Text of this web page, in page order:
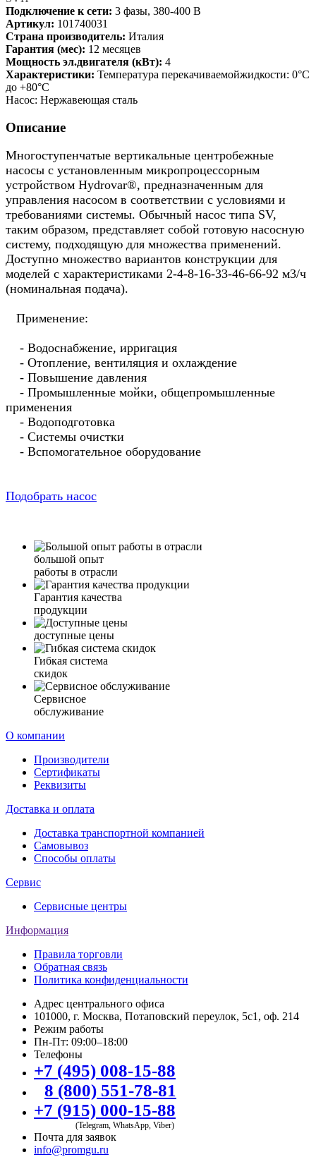
Подключение к сети: 3 фазы, 380-400 В
Артикул: 101740031
Страна производитель: Италия
Гарантия (мес): 12 месяцев
Мощность эл.двигателя (кВт): 4
Характеристики: Температура перекачиваемойжидкости: 0°C
до +80°C
Насос: Нержавеющая сталь
Описание
Многоступенчатые вертикальные центробежные
насосы с установленным микропроцессорным
устройством Hydrovar®, предназначенным для
управления насосом в соответствии с условиями и
требованиями системы. Обычный насос типа SV,
таким образом, представляет собой готовую насосную
систему, подходящую для множества применений.
Доступно множество вариантов конструкции для
моделей с характеристиками 2-4-8-16-33-46-66-92 м3/ч
(номинальная подача).
Применение:
- Водоснабжение, ирригация
- Отопление, вентиляция и охлаждение
- Повышение давления
- Промышленные мойки, общепромышленные
применения
- Водоподготовка
- Системы очистки
- Вспомогательное оборудование
Подобрать насос
большой опыт
работы в отрасли
Гарантия качества
продукции
доступные цены
Гибкая система
скидок
Сервисное
обслуживание
О компании
Производители
Сертификаты
Реквизиты
Доставка и оплата
Доставка транспортной компанией
Самовывоз
Способы оплаты
Сервис
Сервисные центры
Информация
Правила торговли
Обратная связь
Политика конфиденциальности
Адрес центрального офиса
101000, г. Москва, Потаповский переулок, 5с1, оф. 214
Режим работы
Пн-Пт: 09:00–18:00
Телефоны
+7 (495) 008-15-88
8 (800) 551-78-81
+7 (915) 000-15-88
(Telegram, WhatsApp, Viber)
Почта для заявок
info@promgu.ru